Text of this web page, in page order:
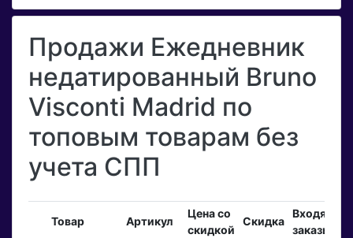
Продажи Ежедневник
недатированный Bruno
Visconti Madrid по
топовым товарам без
учета СПП
Товар Артикул
Цена со
скидкой
Скидка
Входящие
заказы